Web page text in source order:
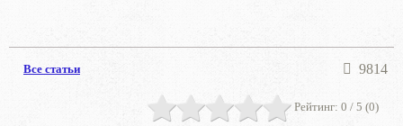
Все статьи 9814
Рейтинг: 0 / 5 (0)